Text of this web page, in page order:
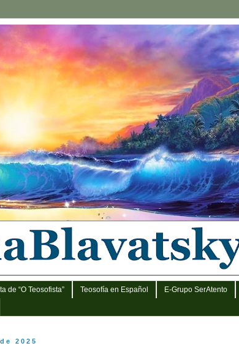
de “O Teosofista” Teosofía en Español E-Grupo SerAtento
2025